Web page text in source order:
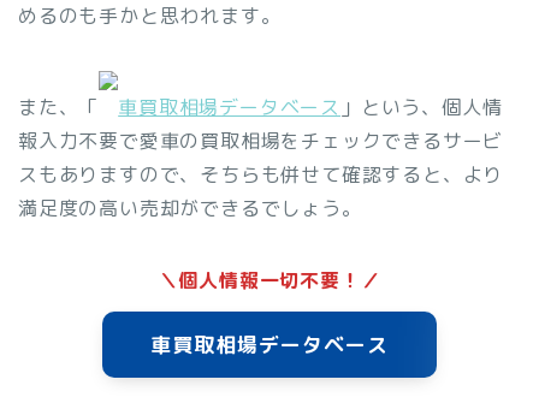
めるのも手かと思われます。
また、「 車買取相場データベース 」という、個人情
報入力不要で愛車の買取相場をチェックできるサービ
スもありますので、そちらも併せて確認すると、より
満足度の高い売却ができるでしょう。
＼個人情報一切不要！／
車買取相場データベース